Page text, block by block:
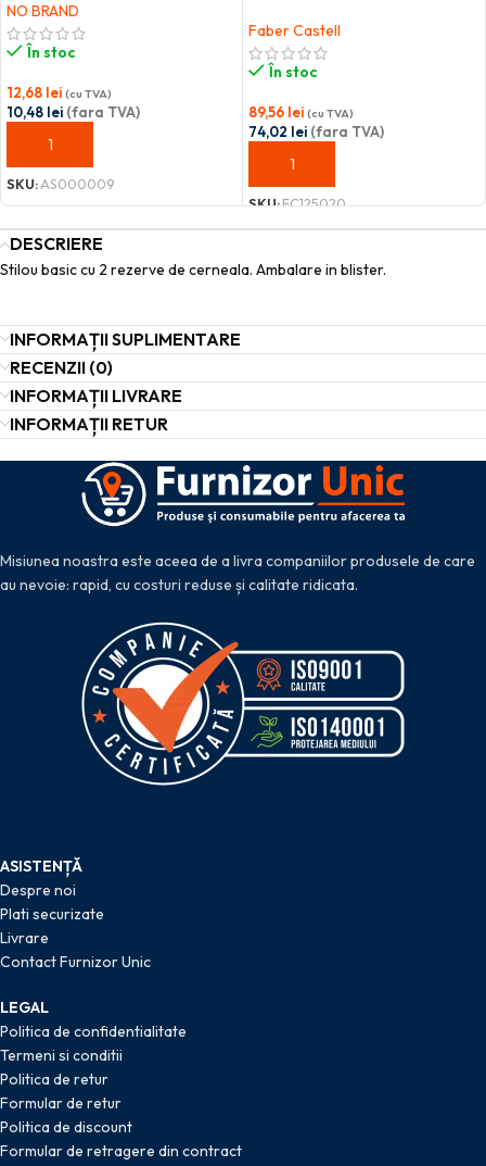
NO BRAND
În stoc
12,68 lei (cu TVA)
10,48 lei (fara TVA)
ADAUGĂ ÎN COȘ
SKU:AS000009
Faber Castell
În stoc
89,56 lei (cu TVA)
74,02 lei (fara TVA)
ADAUGĂ ÎN COȘ
SKU:FC125020
DESCRIERE
Stilou basic cu 2 rezerve de cerneala. Ambalare in blister.
INFORMAȚII SUPLIMENTARE
RECENZII (0)
INFORMAȚII LIVRARE
INFORMAȚII RETUR
Misiunea noastra este aceea de a livra companiilor produsele de care
au nevoie: rapid, cu costuri reduse și calitate ridicata.
ASISTENȚĂ
Despre noi
Plati securizate
Livrare
Contact Furnizor Unic
LEGAL
Politica de confidentialitate
Termeni si conditii
Politica de retur
Formular de retur
Politica de discount
Formular de retragere din contract